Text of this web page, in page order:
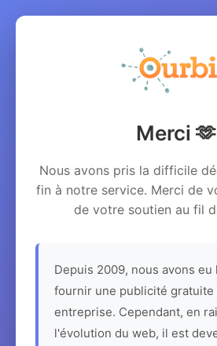
Merci 🫶
Nous avons pris la difficile
fin à notre service. Merci de
de votre soutien au fil
Depuis 2009, nous avons eu
fournir une publicité gratuite
entreprise. Cependant, en
l'évolution du web, il est